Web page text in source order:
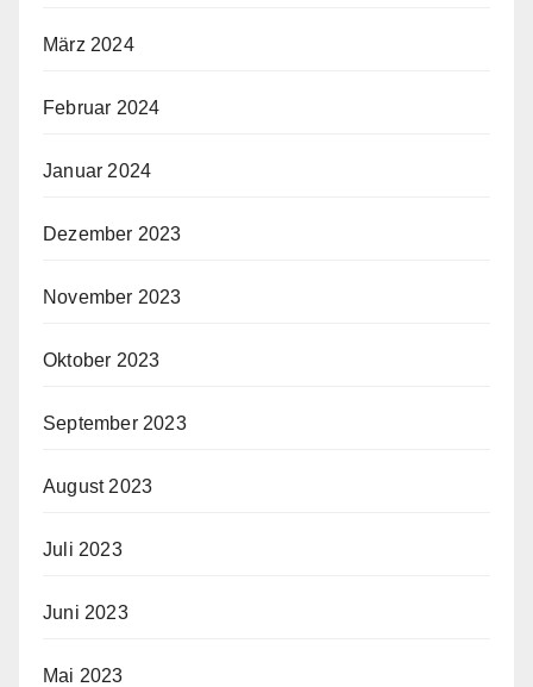
März 2024
Februar 2024
Januar 2024
Dezember 2023
November 2023
Oktober 2023
September 2023
August 2023
Juli 2023
Juni 2023
Mai 2023